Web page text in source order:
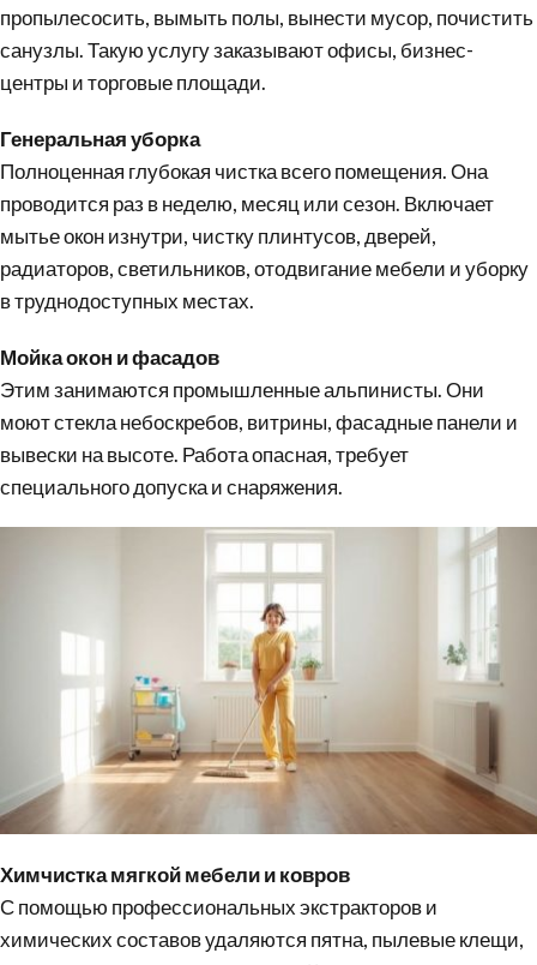
пропылесосить, вымыть полы, вынести мусор, почистить
санузлы. Такую услугу заказывают офисы, бизнес-
центры и торговые площади.
Генеральная уборка
Полноценная глубокая чисткавсего помещения. Она
проводится раз в неделю, месяц или сезон. Включает
мытье окон изнутри, чистку плинтусов, дверей,
радиаторов, светильников, отодвигание мебели и уборку
в труднодоступных местах.
Мойка окон и фасадов
Этим занимаются промышленные альпинисты. Они
моют стекла небоскребов, витрины, фасадные панели и
вывески на высоте. Работа опасная, требует
специального допуска и снаряжения.
Химчистка мягкой мебели и ковров
С помощью профессиональных экстракторов и
химических составов удаляются пятна, пылевые клещи,